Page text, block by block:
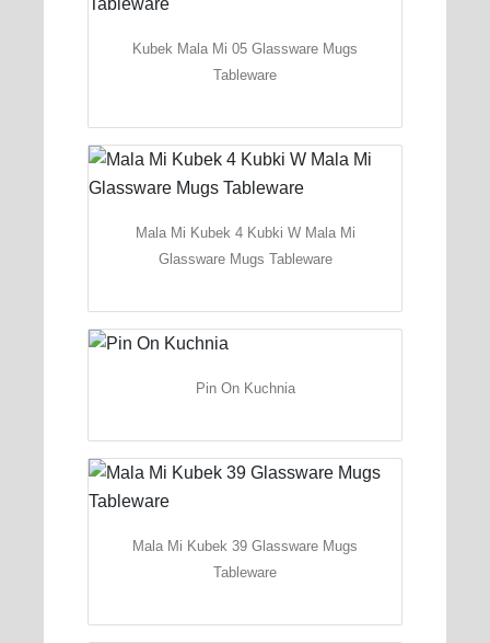
Kubek Mala Mi 05 Glassware Mugs
Tableware
Mala Mi Kubek 4 Kubki W Mala Mi
Glassware Mugs Tableware
Pin On Kuchnia
Mala Mi Kubek 39 Glassware Mugs
Tableware